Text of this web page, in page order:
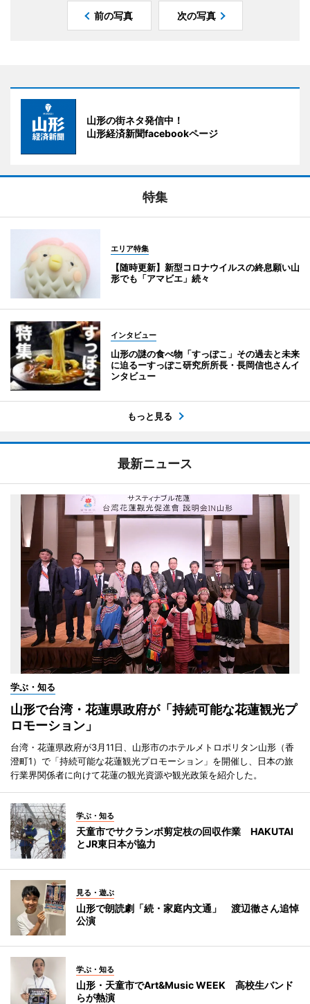
前の写真 次の写真
山形の街ネタ発信中！
山形経済新聞facebookページ
特集
エリア特集
【随時更新】新型コロナウイルスの終息願い山
形でも「アマビエ」続々
インタビュー
山形の謎の食べ物「すっぽこ」その過去と未来
に迫るーすっぽこ研究所所長・長岡信也さんイ
ンタビュー
もっと見る
最新ニュース
学ぶ・知る
山形で台湾・花蓮県政府が「持続可能な花蓮観光プ
ロモーション」
台湾・花蓮県政府が3月11日、山形市のホテルメトロポリタン山形（香
澄町1）で「持続可能な花蓮観光プロモーション」を開催し、日本の旅
行業界関係者に向けて花蓮の観光資源や観光政策を紹介した。
学ぶ・知る
天童市でサクランボ剪定枝の回収作業 HAKUTAI
とJR東日本が協力
見る・遊ぶ
山形で朗読劇「続・家庭内文通」 渡辺徹さん追悼
公演
学ぶ・知る
山形・天童市でArt&Music WEEK 高校生バンド
らが熱演